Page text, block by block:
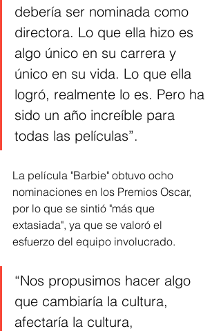
debería ser nominada como
directora. Lo que ella hizo es
algo único en su carrera y
único en su vida. Lo que ella
logró, realmente lo es. Pero ha
sido un año increíble para
todas las películas”.
La película "Barbie" obtuvo ocho
nominaciones en los Premios Oscar,
por lo que se sintió "más que
extasiada", ya que se valoró el
esfuerzo del equipo involucrado.
“Nos propusimos hacer algo
que cambiaría la cultura,
afectaría la cultura,